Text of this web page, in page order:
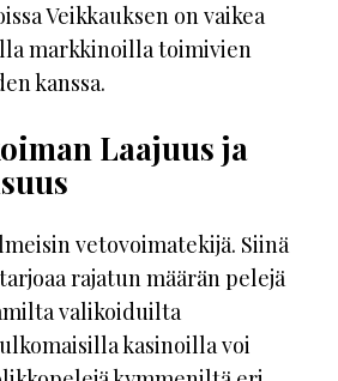
Veikkauksen on vaikea
markkinoilla toimivien
kanssa.
Laajuus ja
vetovoimatekijä. Siinä
rajatun määrän pelejä
valikoiduilta
kasinoilla voi